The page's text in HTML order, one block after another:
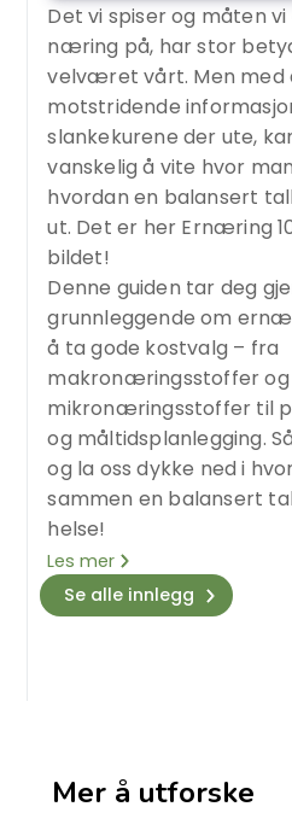
Det vi spiser og måten
næring på, har stor
velværet vårt. Men med
motstridende
slankekurene der ute,
vanskelig å vite hvor
hvordan en balansert
ut. Det er her Ernæring
bildet!
Denne guiden tar deg
grunnleggende om
å ta gode kostvalg – fra
makronæringsstoffer og
mikronæringsstoffer til
og måltidsplanlegging.
og la oss dykke ned i
sammen en balansert
helse!
Les mer
Se alle innlegg
Mer å utforske